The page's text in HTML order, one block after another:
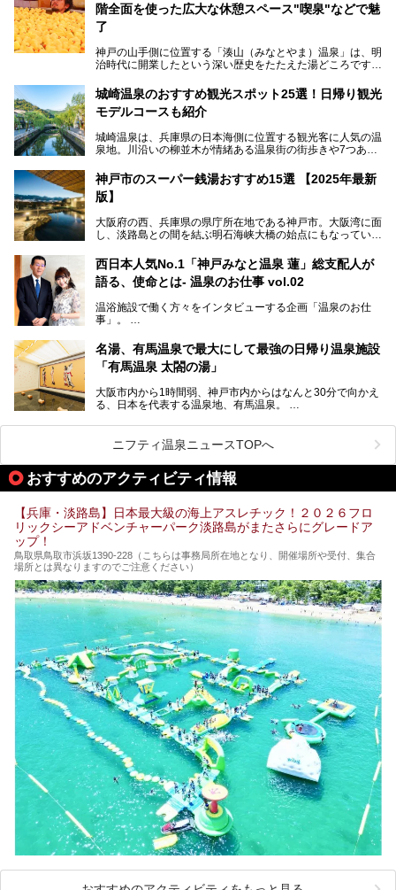
階全面を使った広大な休憩スペース"喫泉"などで魅
了
神戸の山手側に位置する「湊山（みなとやま）温泉」は、明
治時代に開業したという深い歴史をたたえた湯どころです。
っぱいに浮かぶアヒルちゃん。さらに、ゆったりくつろげて
コワーキングも可能な休憩スペースも人気に。斬新な企画や
設備で人々をアッと驚かせる湊山温泉の魅力をリポートしま
城崎温泉のおすすめ観光スポット25選！日帰り観光
モデルコースも紹介
城崎温泉は、兵庫県の日本海側に位置する観光客に人気の温
泉地。川沿いの柳並木が情緒ある温泉街の街歩きや7つある
られています。鉄道の駅から温泉街が近く、歩いて回るのに
ちょうどよい規模で、日帰りでの訪問にもおすすめです。
の観光スポットをピックアップ。温泉やご当地グルメなどを
盛り込んだ日帰り観光モデルコースも紹介しているので、ぜ
神戸市のスーパー銭湯おすすめ15選 【2025年最新
版】
大阪府の西、兵庫県の県庁所在地である神戸市。大阪湾に面
し、淡路島との間を結ぶ明石海峡大橋の始点にもなっていま
華街をはじめ、きらびやかに発展したハーバーランドなど、
人気観光スポットもめじろ押しです。
そして、温泉好きの視点から見ると、神戸市といえば何とい
湯です。そのお湯をリーズナブルに体験できる健康ランドや
スーパー銭湯があったら……。今回はそんな希望に沿う施設
きます！
西日本人気No.1「神戸みなと温泉 蓮」総支配人が
語る、使命とは- 温泉のお仕事 vol.02
温浴施設で働く方々をインタビューする企画「温泉のお仕
事」。
ング西日本1位、2年連続「ベストオブ宿泊賞」に輝いた
「神戸みなと温泉 蓮」の魅力に迫りました！
名湯、有馬温泉で最大にして最強の日帰り温泉施設
「有馬温泉 太閤の湯」
大阪市内から1時間弱、神戸市内からはなんと30分で向かえ
る、日本を代表する温泉地、有馬温泉。
有名な「金泉」と「銀泉」に加え、人工のの炭酸泉まで楽し
める、ある意味「最強」ともいえる施設です。
今回は自慢のお湯をメインにその魅力の数々を紹介します！
ニフティ温泉ニュースTOPへ
おすすめのアクティビティ情報
【兵庫・淡路島】日本最大級の海上アスレチック！２０２６フロ
リックシーアドベンチャーパーク淡路島がまたさらにグレードア
ップ！
鳥取県鳥取市浜坂1390‐228（こちらは事務局所在地となり、開催場所や受付、集合
場所とは異なりますのでご注意ください）